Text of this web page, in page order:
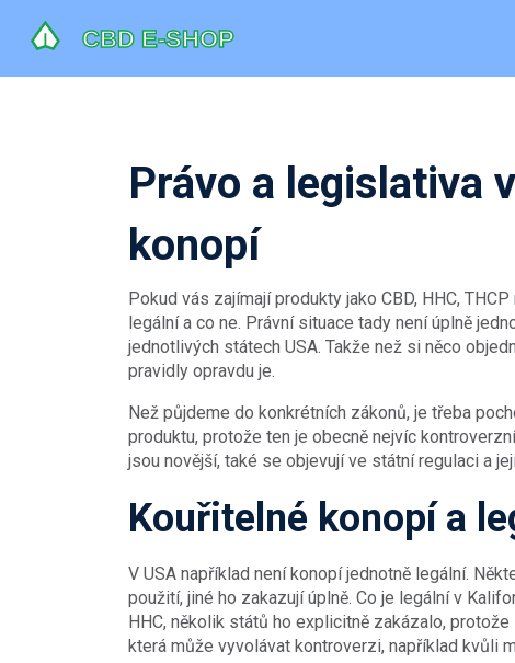
Právo a legislativa
konopí
Pokud vás zajímají produkty jako CBD, HHC,
legální a co ne. Právní situace tady není úplně
jednotlivých státech USA. Takže než si něco
pravidly opravdu je.
Než půjdeme do konkrétních zákonů, je třeba
produktu, protože ten je obecně nejvíc
jsou novější, také se objevují ve státní regulaci a
Kouřitelné konopí a
V USA například není konopí jednotně legální.
použití, jiné ho zakazují úplně. Co je legální v
HHC, několik států ho explicitně zakázalo,
která může vyvolávat kontroverzi, například kvůli